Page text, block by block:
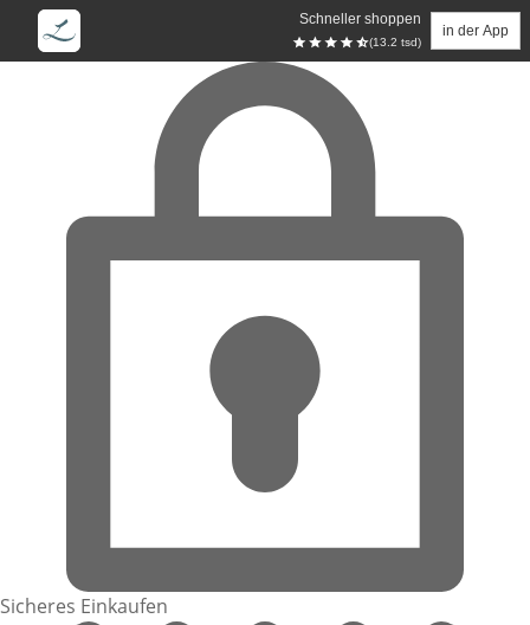
Schneller shoppen
(13.2 tsd)
in der App
Zum Hauptinhalt springen
Sicheres Einkaufen